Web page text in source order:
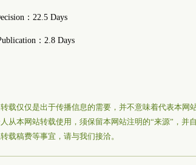
：22.5 Days
：2.8 Days
载仅仅是出于传播信息的需要，并不意味着代表本网
从本网站转载使用，须保留本网站注明的“来源”，并
载稿费等事宜，请与我们接洽。